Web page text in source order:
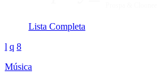
Lista Completa
Música